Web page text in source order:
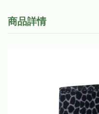
商品詳情